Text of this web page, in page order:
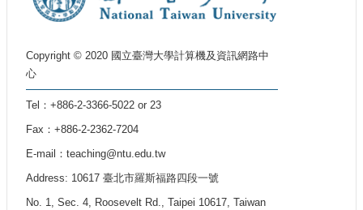
Copyright © 2020 國立臺灣大學計算機及資訊網路中
心
Tel：+886-2-3366-5022 or 23
Fax：+886-2-2362-7204
E-mail：teaching@ntu.edu.tw
Address: 10617 臺北市羅斯福路四段一號
No. 1, Sec. 4, Roosevelt Rd., Taipei 10617, Taiwan